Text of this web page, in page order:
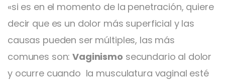
«si es en el momento de la penetración, quiere
decir que es un dolor más superficial y las
causas pueden ser múltiples, las más
comunes son:Vaginismo secundario al dolor
y ocurre cuando la musculatura vaginal esté